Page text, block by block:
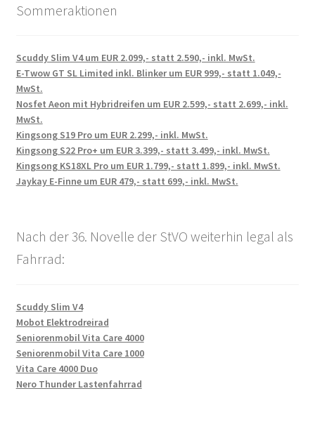
Sommeraktionen
Scuddy Slim V4 um EUR 2.099,- statt 2.590,- inkl. MwSt.
E-Twow GT SL Limited inkl. Blinker um EUR 999,- statt 1.049,-
MwSt.
Nosfet Aeon mit Hybridreifen um EUR 2.599,- statt 2.699,- inkl.
MwSt.
Kingsong S19 Pro um EUR 2.299,- inkl. MwSt.
Kingsong S22 Pro+ um EUR 3.399,- statt 3.499,- inkl. MwSt.
Kingsong KS18XL Pro um EUR 1.799,- statt 1.899,- inkl. MwSt.
Jaykay E-Finne um EUR 479,- statt 699,- inkl. MwSt.
Nach der 36. Novelle der StVO weiterhin legal als
Fahrrad:
Scuddy Slim V4
Mobot Elektrodreirad
Seniorenmobil Vita Care 4000
Seniorenmobil Vita Care 1000
Vita Care 4000 Duo
Nero Thunder Lastenfahrrad